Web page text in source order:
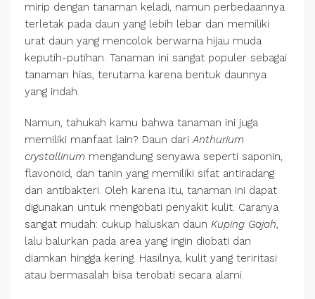
mirip dengan tanaman keladi, namun perbedaannya
terletak pada daun yang lebih lebar dan memiliki
urat daun yang mencolok berwarna hijau muda
keputih-putihan. Tanaman ini sangat populer sebagai
tanaman hias, terutama karena bentuk daunnya
yang indah.
Namun, tahukah kamu bahwa tanaman ini juga
memiliki manfaat lain? Daun dariAnthurium
crystallinum mengandung senyawa seperti saponin,
flavonoid, dan tanin yang memiliki sifat antiradang
dan antibakteri. Oleh karena itu, tanaman ini dapat
digunakan untuk mengobati penyakit kulit. Caranya
sangat mudah: cukup haluskan daun Kuping Gajah,
lalu balurkan pada area yang ingin diobati dan
diamkan hingga kering. Hasilnya, kulit yang teriritasi
atau bermasalah bisa terobati secara alami.